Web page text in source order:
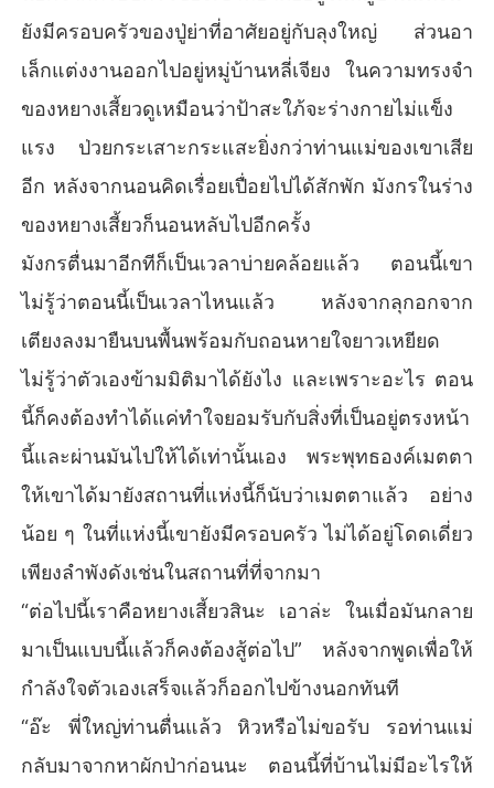
ยังมีครอบครัวของปู่ย่าที่อาศัยอยู่กับลุงใหญ่ ส่วนอา
เล็กแต่งงานออกไปอยู่หมู่บ้านหลี่เจียง ในความทรงจำ
ของหยางเสี้ยวดูเหมือนว่าป้าสะใภ้จะร่างกายไม่แข็ง
แรง ป่วยกระเสาะกระแสะยิ่งกว่าท่านแม่ของเขาเสีย
อีก หลังจากนอนคิดเรื่อยเปื่อยไปได้สักพัก มังกรในร่าง
ของหยางเสี้ยวก็นอนหลับไปอีกครั้ง
มังกรตื่นมาอีกทีก็เป็นเวลาบ่ายคล้อยแล้ว ตอนนี้เขา
ไม่รู้ว่าตอนนี้เป็นเวลาไหนแล้ว หลังจากลุกอกจาก
เตียงลงมายืนบนพื้นพร้อมกับถอนหายใจยาวเหยียด
ไม่รู้ว่าตัวเองข้ามมิติมาได้ยังไง และเพราะอะไร ตอน
นี้ก็คงต้องทำได้แค่ทำใจยอมรับกับสิ่งที่เป็นอยู่ตรงหน้า
นี้และผ่านมันไปให้ได้เท่านั้นเอง พระพุทธองค์เมตตา
ให้เขาได้มายังสถานที่แห่งนี้ก็นับว่าเมตตาแล้ว อย่าง
น้อย ๆ ในที่แห่งนี้เขายังมีครอบครัว ไม่ได้อยู่โดดเดี่ยว
เพียงลำพังดังเช่นในสถานที่ที่จากมา
“ต่อไปนี้เราคือหยางเสี้ยวสินะ เอาล่ะ ในเมื่อมันกลาย
มาเป็นแบบนี้แล้วก็คงต้องสู้ต่อไป” หลังจากพูดเพื่อให้
กำลังใจตัวเองเสร็จแล้วก็ออกไปข้างนอกทันที
“อ๊ะ พี่ใหญ่ท่านตื่นแล้ว หิวหรือไม่ขอรับ รอท่านแม่
กลับมาจากหาผักป่าก่อนนะ ตอนนี้ที่บ้านไม่มีอะไรให้